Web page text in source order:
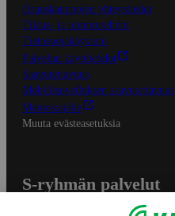
Osuuskauppojen yhteystiedot
Tilaus- ja toimitusehdot
Tietosuojakäytäntö
Palvelun käyttöehdot
Saavutettavuus
Mobiilisovelluksen saavutettavuus
Mainostajalle
Muuta evästeasetuksia
S-ryhmän palvelut